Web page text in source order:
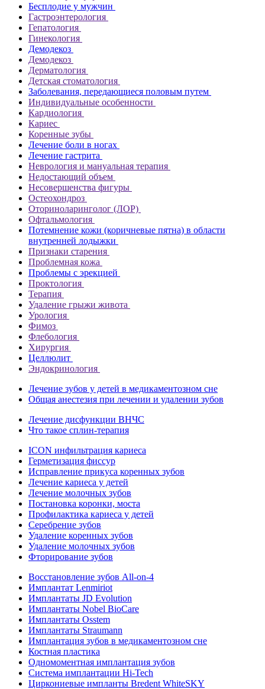
Бесплодие у мужчин
Гастроэнтерология
Гепатология
Гинекология
Демодекоз
Демодекоз
Дерматология
Детская стоматология
Заболевания, передающиеся половым путем
Индивидуальные особенности
Кардиология
Кариес
Коренные зубы
Лечение боли в ногах
Лечение гастрита
Неврология и мануальная терапия
Недостающий объем
Несовершенства фигуры
Остеохондроз
Оториноларинголог (ЛОР)
Офтальмология
Потемнение кожи (коричневые пятна) в области
внутренней лодыжки
Признаки старения
Проблемная кожа
Проблемы с эрекцией
Проктология
Терапия
Удаление грыжи живота
Урология
Фимоз
Флебология
Хирургия
Целлюлит
Эндокринология
Лечение зубов у детей в медикаментозном сне
Общая анестезия при лечении и удалении зубов
Лечение дисфункции ВНЧС
Что такое сплин-терапия
ICON инфильтрация кариеса
Герметизация фиссур
Исправление прикуса коренных зубов
Лечение кариеса у детей
Лечение молочных зубов
Постановка коронки, моста
Профилактика кариеса у детей
Серебрение зубов
Удаление коренных зубов
Удаление молочных зубов
Фторирование зубов
Восстановление зубов All‑on‑4
Имплантат Lenmiriot
Имплантаты JD Evolution
Имплантаты Nobel BioСare
Имплантаты Osstem
Имплантаты Straumann
Имплантация зубов в медикаментозном сне
Костная пластика
Одномоментная имплантация зубов
Система имплантации Hi-Tech
Циркониевые импланты Bredent WhiteSKY